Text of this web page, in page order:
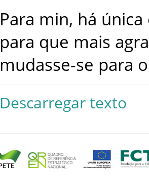
Para min, há única
para que mais
mudasse-se para
Descarregar texto